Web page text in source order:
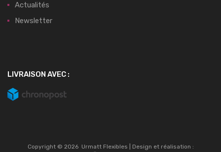
Actualités
Newsletter
LIVRAISON AVEC :
Copyright © 2026 Urmatt Flexibles | Design et réalisation :